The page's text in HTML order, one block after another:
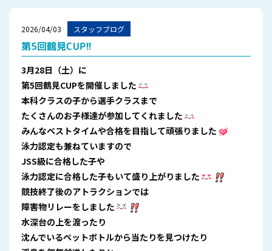
2026/04/03 スタッフブログ
第5回鶴見CUP!!
3月28日（土）に
第5回鶴見CUPを開催しました
本科クラスの子から選手クラスまで
たくさんのお子様達が参加してくれました
みんなベストタイムや合格を目指して頑張りました
泳力認定も兼ねていますので
JSS級に合格した子や
泳力認定に合格した子もいて盛り上がりました
競技終了後のアトラクションでは
障害物リレーをしました
水深台の上を渡ったり
沈んでいるペットボトルから当たりを見つけたり